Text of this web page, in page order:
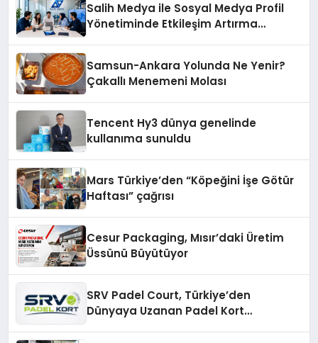
Salih Medya ile Sosyal Medya Profil
Yönetiminde Etkileşim Artırma
Samsun-Ankara Yolunda Ne Yenir?
Çakallı Menemeni Molası
Tencent Hy3 dünya genelinde
kullanıma sunuldu
Mars Türkiye’den “Köpeğini İşe Götür
Haftası” çağrısı
Cesur Packaging, Mısır’daki Üretim
Üssünü Büyütüyor
SRV Padel Court, Türkiye’den
Dünyaya Uzanan Padel Kort